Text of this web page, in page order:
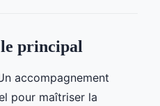
principal
accompagnement
pour maîtriser la